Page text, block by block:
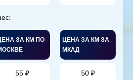
ЗА КМ ПО
ЦЕНА ЗА КМ ЗА
МКАД
55 ₽ 50 ₽